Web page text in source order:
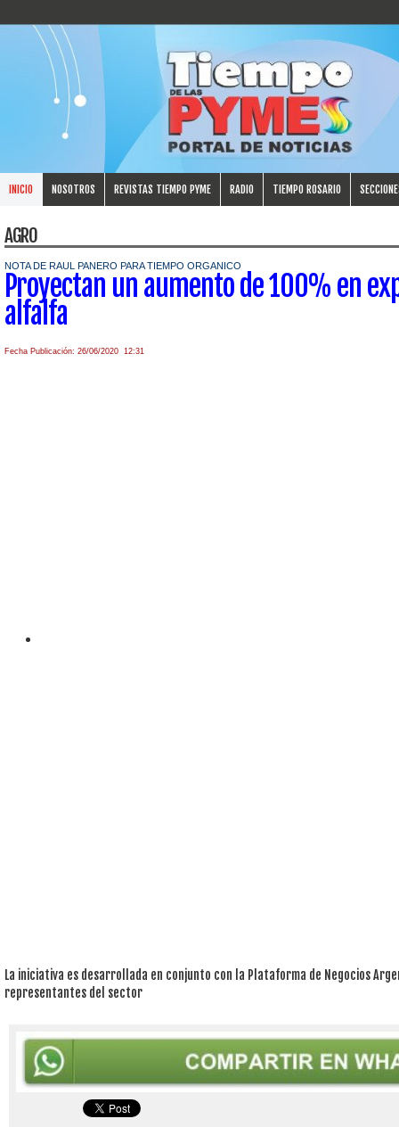
INICIO NOSOTROS REVISTAS TIEMPO PYME RADIO TIEMPO ROSARIO
AGRO
NOTA DE RAUL PANERO PARA TIEMPO ORGANICO
Proyectan un aumento de 100% en
alfalfa
Fecha Publicación: 26/06/2020 12:31
La iniciativa es desarrollada en conjunto con la Plataforma de Negocios
representantes del sector